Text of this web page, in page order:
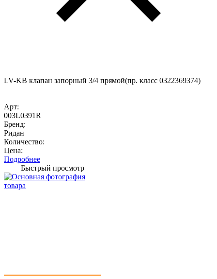
LV-KB клапан запорный 3/4 прямой(пр. класс 0322369374)
Арт:
003L0391R
Бренд:
Ридан
Количество:
Цена:
Подробнее
Быстрый просмотр